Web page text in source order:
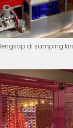
di samping kiri